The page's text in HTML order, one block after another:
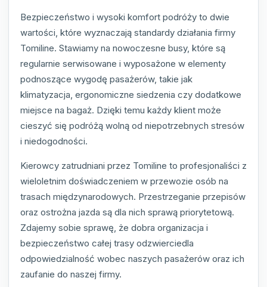
Bezpieczeństwo i wysoki komfort podróży to dwie
wartości, które wyznaczają standardy działania firmy
Tomiline. Stawiamy na nowoczesne busy, które są
regularnie serwisowane i wyposażone w elementy
podnoszące wygodę pasażerów, takie jak
klimatyzacja, ergonomiczne siedzenia czy dodatkowe
miejsce na bagaż. Dzięki temu każdy klient może
cieszyć się podróżą wolną od niepotrzebnych stresów
i niedogodności.
Kierowcy zatrudniani przez Tomiline to profesjonaliści z
wieloletnim doświadczeniem w przewozie osób na
trasach międzynarodowych. Przestrzeganie przepisów
oraz ostrożna jazda są dla nich sprawą priorytetową.
Zdajemy sobie sprawę, że dobra organizacja i
bezpieczeństwo całej trasy odzwierciedla
odpowiedzialność wobec naszych pasażerów oraz ich
zaufanie do naszej firmy.